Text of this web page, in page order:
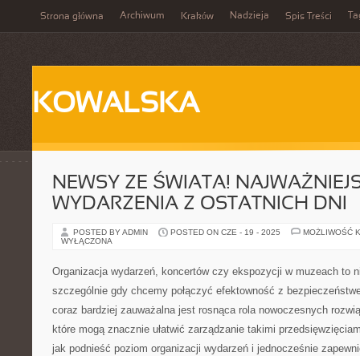
Strona główna Archiwum Kraków Nadzieja Spis Treści
KOWALSKA
NEWSY ZE ŚWIATA!
WYDARZENIA Z OSTATNICH DNI
POSTED BY ADMIN POSTED ON CZE - 19 - 2025
MOŻLIWOŚĆ
WYŁĄCZONA
Organizacja wydarzeń, koncertów czy ekspozycji w muzeach to
szczególnie gdy chcemy połączyć efektowność z
coraz bardziej zauważalna jest rosnąca rola nowoczesnych
które mogą znacznie ułatwić zarządzanie takimi
jak podnieść poziom organizacji wydarzeń i jednocześnie